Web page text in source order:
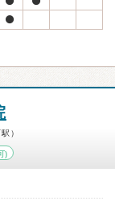
）
)